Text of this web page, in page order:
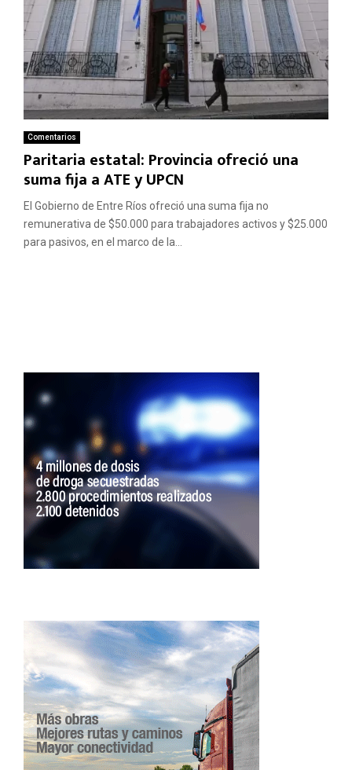
Comentarios
Paritaria estatal: Provincia ofreció una
suma fija a ATE y UPCN
El Gobierno de Entre Ríos ofreció una suma fija no
remunerativa de $50.000 para trabajadores activos y $25.000
para pasivos, en el marco de la...